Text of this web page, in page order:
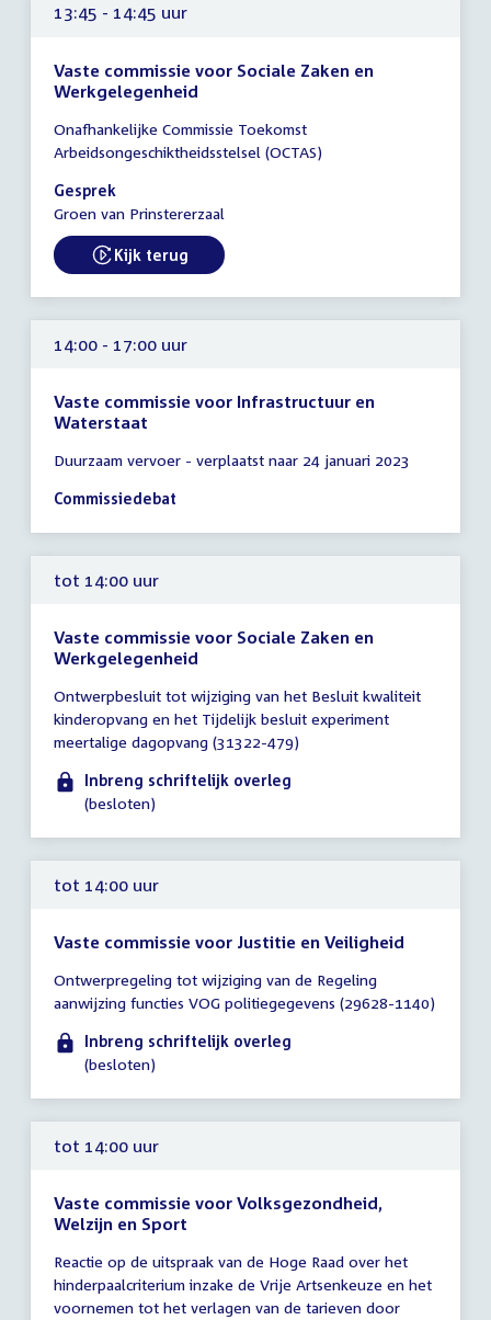
13:45 - 14:45 uur
Vaste commissie voor Sociale Zaken en
Werkgelegenheid
vergadering
13:45
-
14:45
Onafhankelijke Commissie Toekomst
Arbeidsongeschiktheidsstelsel (OCTAS)
Gesprek
Groen van Prinstererzaal
External link:
Kijk terug
14:00 - 17:00 uur
Vaste commissie voor Infrastructuur en
Waterstaat
vergadering
14:00
17:00
uur
Duurzaam vervoer - verplaatst naar 24 januari 2023
Commissiedebat
tot 14:00 uur
Vaste commissie voor Sociale Zaken en
Werkgelegenheid
vergadering
tot
14:00
uur
Ontwerpbesluit tot wijziging van het Besluit kwaliteit
kinderopvang en het Tijdelijk besluit experiment
meertalige dagopvang (31322-479)
Inbreng schriftelijk overleg
(besloten)
tot 14:00 uur
Vaste commissie voor Justitie en Veiligheid
vergadering
tot
14:00
uur
Ontwerpregeling tot wijziging van de Regeling
aanwijzing functies VOG politiegegevens (29628-1140)
Inbreng schriftelijk overleg
(besloten)
tot 14:00 uur
Vaste commissie voor Volksgezondheid,
Welzijn en Sport
vergadering
tot
14:00
Reactie op de uitspraak van de Hoge Raad over het
hinderpaalcriterium inzake de Vrije Artsenkeuze en het
voornemen tot het verlagen van de tarieven door